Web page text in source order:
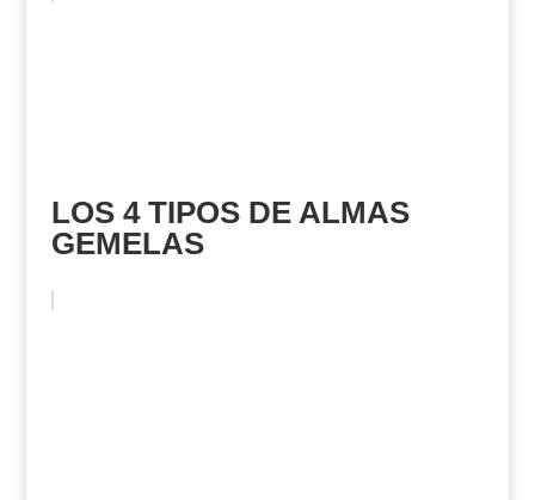
LOS 4 TIPOS DE ALMAS
GEMELAS